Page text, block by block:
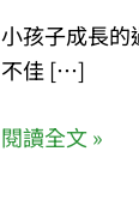
小孩子成長的
不佳 […]
閱讀全文 »